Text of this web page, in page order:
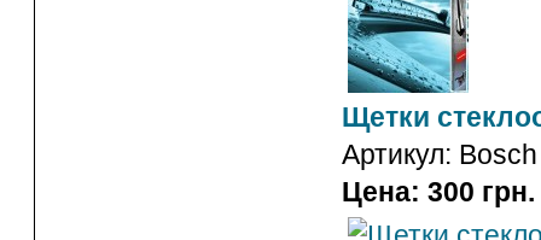
Щетки
Артикул: Bosch
Цена: 300 грн.